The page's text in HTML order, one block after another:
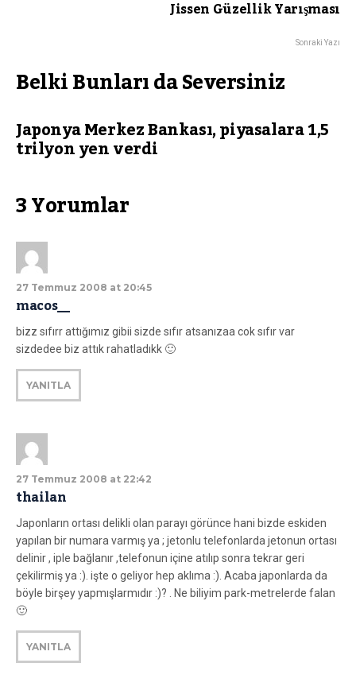
Jissen Güzellik Yarışması
Sonraki Yazı
Belki Bunları da Seversiniz
Japonya Merkez Bankası, piyasalara 1,5
trilyon yen verdi
3 Yorumlar
27 Temmuz 2008 at 20:45
macos__
bizz sıfırr attığımız gibii sizde sıfır atsanızaa cok sıfır var
sizdedee biz attık rahatladıkk 🙂
YANITLA
27 Temmuz 2008 at 22:42
thailan
Japonların ortası delikli olan parayı görünce hani bizde eskiden
yapılan bir numara varmış ya ; jetonlu telefonlarda jetonun ortası
delinir , iple bağlanır ,telefonun içine atılıp sonra tekrar geri
çekilirmiş ya :). işte o geliyor hep aklıma :). Acaba japonlarda da
böyle birşey yapmışlarmıdır :)? . Ne biliyim park-metrelerde falan
🙂
YANITLA